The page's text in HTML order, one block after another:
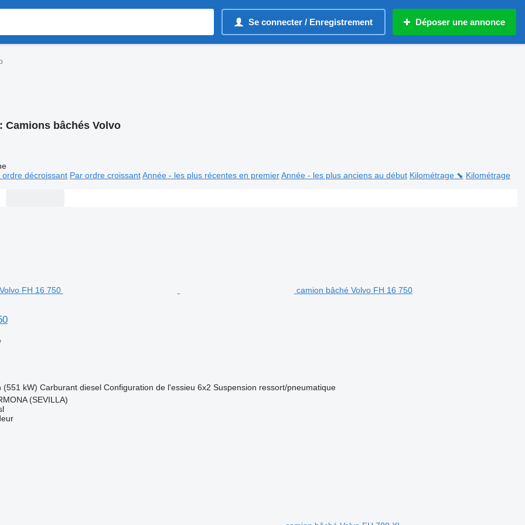
Se connecter / Enregistrement Déposer une annonce
Camions bâchés Volvo
ordre décroissant Par ordre croissant Année - les plus récentes en premier Année - les plus anciens au début Kilométrage ⬊ Kilométrage
camion bâché Volvo FH 16 750
(551 kW) Carburant diesel Configuration de l'essieu 6x2 Suspension ressort/pneumatique
(SEVILLA)